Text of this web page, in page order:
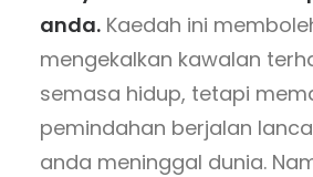
anda. Kaedah ini
mengekalkan kawalan
semasa hidup, tetapi
pemindahan berjalan
anda meninggal dunia.